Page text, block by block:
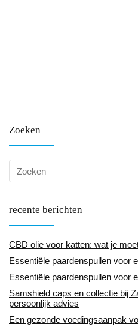
Zoeken
recente berichten
CBD olie voor katten: wat je
Essentiële paardenspullen voor
Essentiële paardenspullen voor
Samshield caps en collectie bij
persoonlijk advies
Een gezonde voedingsaanpak